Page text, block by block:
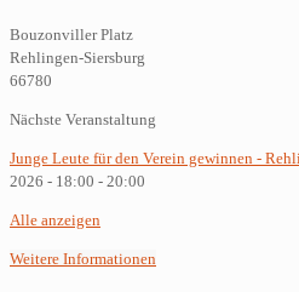
Bouzonviller Platz
Rehlingen-Siersburg
66780
Nächste Veranstaltung
Junge Leute für den Verein gewinnen -
2026 - 18:00 - 20:00
Alle anzeigen
Weitere Informationen